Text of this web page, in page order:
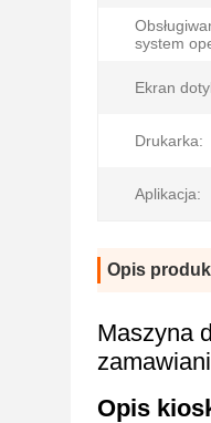
system
Ekran
Drukarka:
Aplikacja:
Opis
Maszyna
Opis